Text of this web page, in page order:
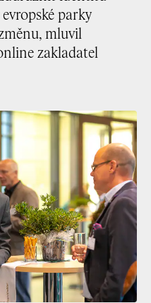
parky
mluvil
zakladatel